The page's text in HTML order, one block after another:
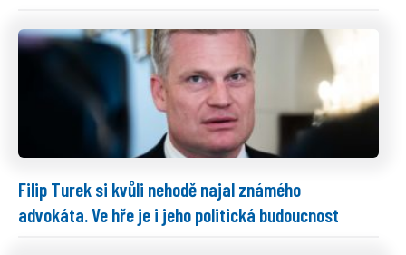
Filip Turek si kvůli nehodě najal známého
advokáta. Ve hře je i jeho politická budoucnost